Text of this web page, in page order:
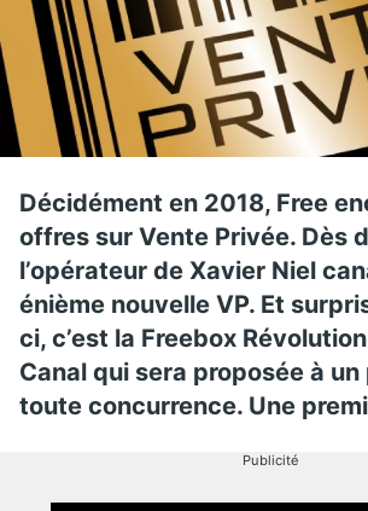
Décidément en 2018, Free
offres sur Vente Privée. Dès
l’opérateur de Xavier Niel
énième nouvelle VP. Et
ci, c’est la Freebox
Canal qui sera proposée à
toute concurrence. Une
Publicité